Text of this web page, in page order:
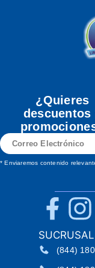
¿Quieres
descuentos
Correo
Electrónico
* Enviaremos contenido
(844)